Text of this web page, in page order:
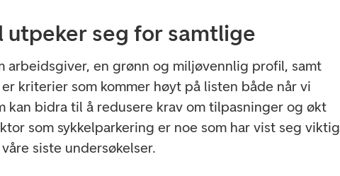
seg for samtlige
arbeidsgiver, en grønn og miljøvennlig profil, samt
kriterier som kommer høyt på listen både når vi
kan bidra til å redusere krav om tilpasninger og økt
som sykkelparkering er noe som har vist seg viktig
siste undersøkelser.